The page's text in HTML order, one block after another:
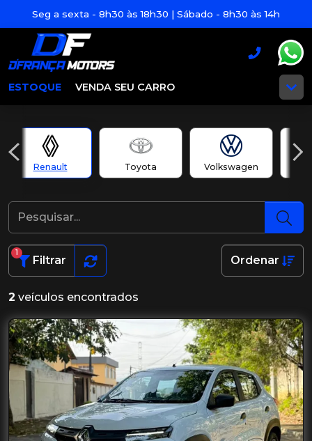
Seg a sexta - 8h30 às 18h30 | Sábado - 8h30 às 14h
ESTOQUE VENDA SEU CARRO
Renault Toyota Volkswagen
Filtrar
1
Ordenar
2 veículos encontrados